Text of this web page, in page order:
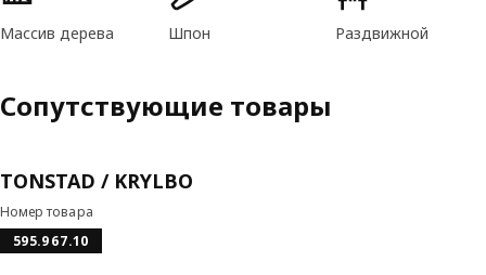
Массив дерева Шпон Раздвижной
Сопутствующие товары
TONSTAD / KRYLBO
Номер товара
595.967.10